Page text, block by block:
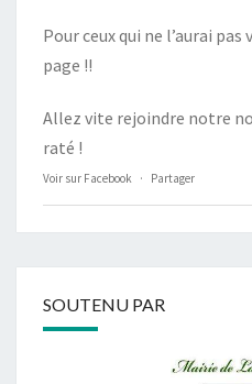
Pour ceux qui ne l’aurai pas
page !!
Allez vite rejoindre notre
raté !
Voir sur Facebook · Partager
SOUTENU PAR